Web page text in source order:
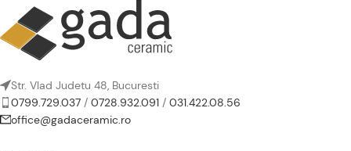
Str. Vlad Judetu 48, Bucuresti
0799.729.037 / 0728.932.091 / 031.422.08.56
office@gadaceramic.ro